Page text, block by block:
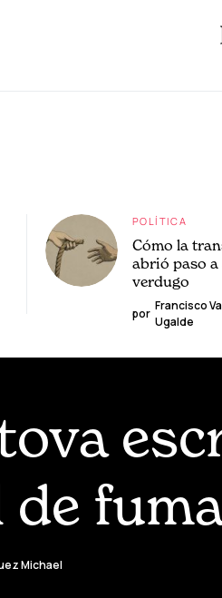
POLÍTICA
Cómo la
abrió paso a
verdugo
por
Francisco
Ugalde
de
Michael